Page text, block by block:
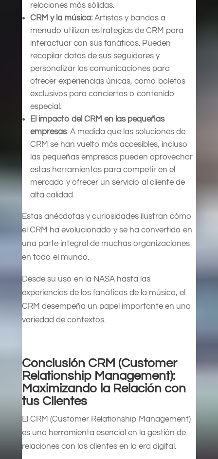
relaciones más sólidas.
CRM y la música:Artistas y bandas a
menudo utilizan estrategias de CRM para
interactuar con sus fanáticos. Pueden
recopilar datos de sus seguidores y
personalizar las comunicaciones para
ofrecer experiencias únicas, como boletos
exclusivos para conciertos o contenido
especial.
El impacto del CRM en las pequeñas
empresas: A medida que las soluciones de
CRM se han vuelto más accesibles, incluso
las pequeñas empresas pueden aprovechar
estas herramientas para competir en el
mercado y ofrecer un servicio al cliente de
alta calidad.
Estas anécdotas y curiosidades ilustran cómo
el CRM ha evolucionado y se ha convertido en
una parte integral de muchas organizaciones
en todo el mundo.
Desde su uso en la NASA hasta las
experiencias de los fanáticos de la música, el
CRM desempeña un papel importante en una
variedad de contextos.
Conclusión CRM (Customer
Relationship Management):
Maximizando la Relación con
tus Clientes
El CRM (Customer Relationship Management)
es una herramienta esencial en la gestión de
relaciones con los clientes en la era digital.